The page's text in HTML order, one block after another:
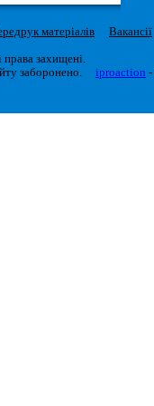
матеріалів Вакансії
захищені.
заборонено.
iproaction -